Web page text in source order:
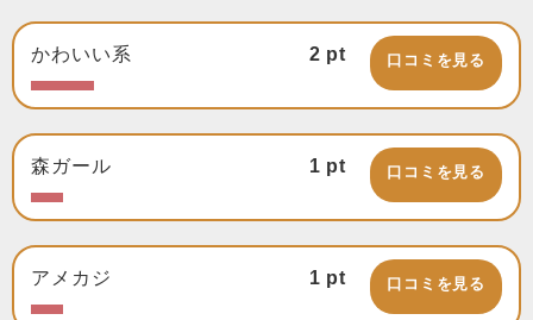
かわいい系 2 pt 口コミを見る
森ガール 1 pt 口コミを見る
アメカジ 1 pt 口コミを見る